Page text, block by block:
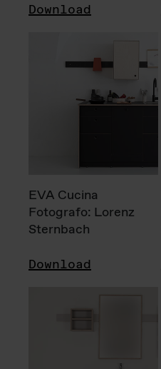
Download
EVA Cucina
Fotografo: Lorenz
Sternbach
Download